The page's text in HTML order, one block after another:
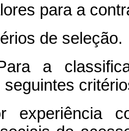
para a
de seleção.
a
experiência